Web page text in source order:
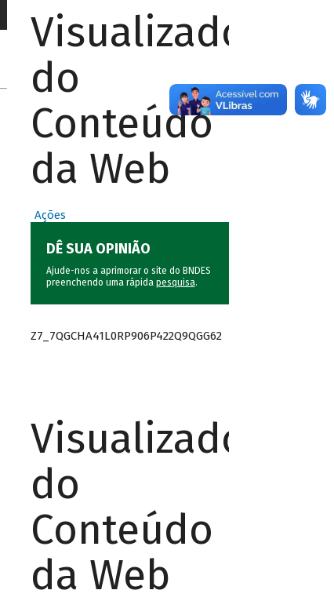
Visualizador
do
Conteúdo
da Web
Ações
DÊ SUA OPINIÃO
Ajude-nos a aprimorar o site do BNDES
preenchendo uma rápida pesquisa.
Z7_7QGCHA41L0RP906P422Q9QGG62
Visualizador
do
Conteúdo
da Web